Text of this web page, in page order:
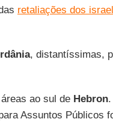
retaliações dos
, distantíssimas,
ao sul de Hebron.
Assuntos Públicos